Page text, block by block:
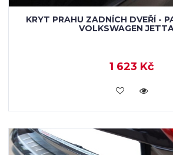
KRYT PRAHU ZADNÍCH DVEŘÍ -
VOLKSWAGEN
1 623 Kč
KOUPIT